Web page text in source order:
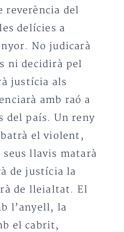
reverència del
delícies a
No judicarà
ni decidirà pel
justícia als
amb raó a
del país. Un reny
el violent,
seus llavis matarà
de justícia la
de lleialtat. El
l’anyell, la
el cabrit,